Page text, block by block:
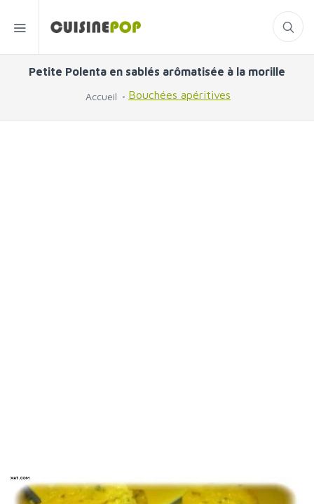
Petite Polenta en sablés arômatisée à la morille
Accueil Bouchées apéritives